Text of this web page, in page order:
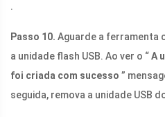
.
Passo 10. Aguarde a ferramenta
a unidade flash USB. Ao ver o “A
foi criada com sucesso ”
seguida, remova a unidade USB